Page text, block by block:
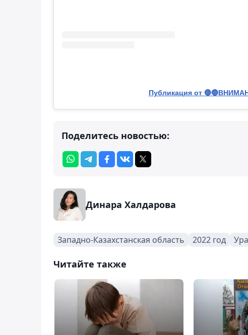
Публикация от
Поделитесь новостью:
Динара Халдарова
Западно-Казахстанская область 2022 год
Читайте также